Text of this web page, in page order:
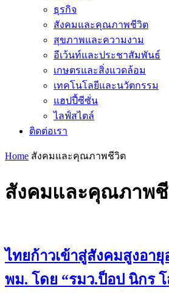
ธุรกิจ
สังคมและคุณภาพชีวิต
สุขภาพและความงาม
อีเว้นท์และประชาสัมพันธ์
เกษตรและสิ่งแวดล้อม
เทคโนโลยีและนวัตกรรม
แฮปปี้ซีซั่น
ไลฟ์สไตล์
ติดต่อเรา
Home สังคมและคุณภาพชีวิต
สังคมและคุณภาพ
ไทยก้าวเข้าสู่สังคมสูงอา
พม. โดย “รมว.ป็อป นิกร